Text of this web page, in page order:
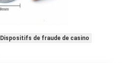
Dispositifs de fraude de casino